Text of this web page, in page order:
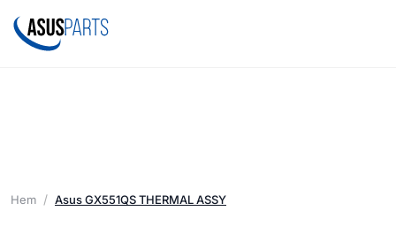
Hem Asus GX551QS THERMAL ASSY